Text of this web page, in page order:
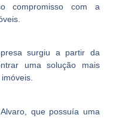
compromisso com a
surgiu a partir da
uma solução mais
que possuía uma